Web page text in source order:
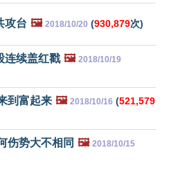
攻台 🖼️ 2018/10/20 (930,879次)
连续盖红戳 🖼️ 2018/10/19
到富起来 🖼️ 2018/10/16 (521,579
伤势大不相同 🖼️ 2018/10/15